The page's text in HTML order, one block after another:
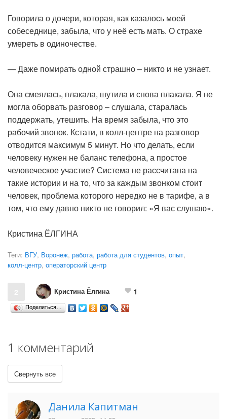
Говорила о дочери, которая, как казалось моей
собеседнице, забыла, что у неё есть мать. О страхе
умереть в одиночестве.
— Даже помирать одной страшно – никто и не узнает.
Она смеялась, плакала, шутила и снова плакала. Я не
могла оборвать разговор – слушала, старалась
поддержать, утешить. На время забыла, что это
рабочий звонок. Кстати, в колл-центре на разговор
отводится максимум 5 минут. Но что делать, если
человеку нужен не баланс телефона, а простое
человеческое участие? Система не рассчитана на
такие истории и на то, что за каждым звонком стоит
человек, проблема которого нередко не в тарифе, а в
том, что ему давно никто не говорил: «Я вас слушаю».
Кристина ЁЛГИНА
Теги: ВГУ, Воронеж, работа, работа для студентов, опыт,
колл-центр, операторский центр
2 Кристина Ёлгина 1
Поделиться…
1 комментарий
Свернуть все
Данила Капитман